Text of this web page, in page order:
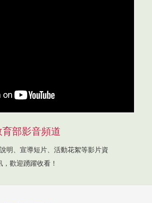
育部影音頻道
明、宣導短片、活動花絮等影片資
，歡迎踴躍收看！